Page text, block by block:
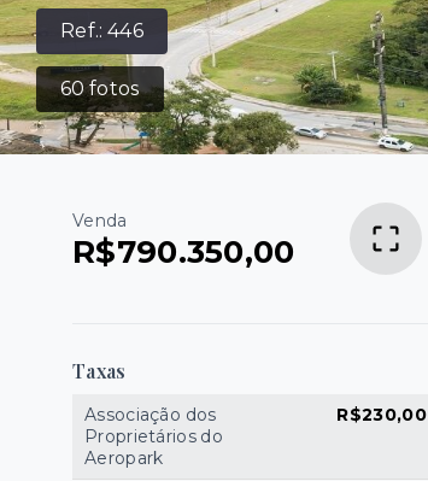
Ref.:446
60fotos
Venda
R$790.350,00
Taxas
Associação dos
Proprietários do
Aeropark
R$230,00